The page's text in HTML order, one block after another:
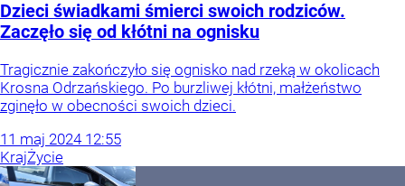
Dzieci świadkami śmierci swoich rodziców.
Zaczęło się od kłótni na ognisku
Tragicznie zakończyło się ognisko nad rzeką w okolicach
Krosna Odrzańskiego. Po burzliwej kłótni, małżeństwo
zginęło w obecności swoich dzieci.
11 maj 2024 12:55
KrajŻycie